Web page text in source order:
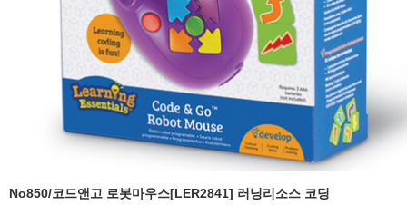
No850/코드앤고 로봇마우스[LER2841] 러닝리소스 코딩